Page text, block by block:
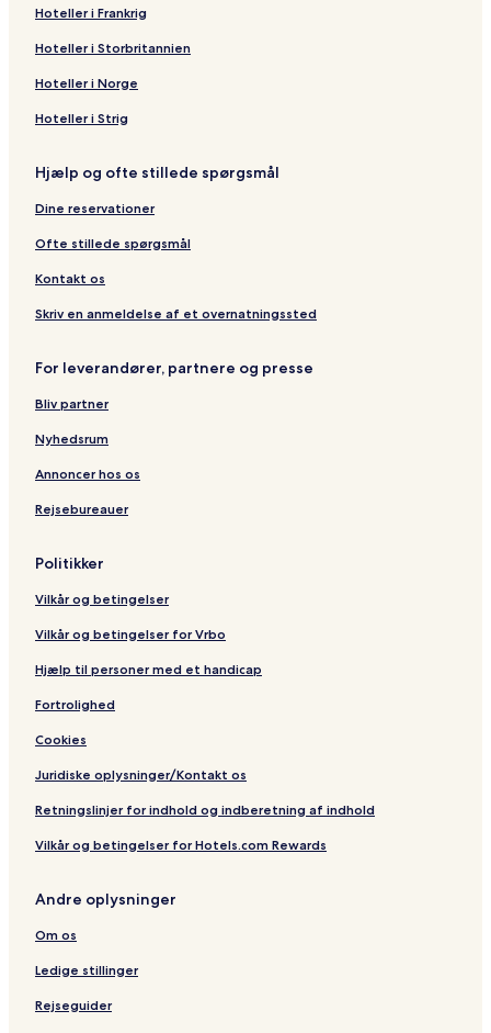
Hoteller i Frankrig
Hoteller i Storbritannien
Hoteller i Norge
Hoteller i Strig
Hjælp og ofte stillede spørgsmål
Dine reservationer
Ofte stillede spørgsmål
Kontakt os
Skriv en anmeldelse af et overnatningssted
For leverandører, partnere og presse
Bliv partner
Nyhedsrum
Annoncer hos os
Rejsebureauer
Politikker
Vilkår og betingelser
Vilkår og betingelser for Vrbo
Hjælp til personer med et handicap
Fortrolighed
Cookies
Juridiske oplysninger/Kontakt os
Retningslinjer for indhold og indberetning af indhold
Vilkår og betingelser for Hotels.com Rewards
Andre oplysninger
Om os
Ledige stillinger
Rejseguider